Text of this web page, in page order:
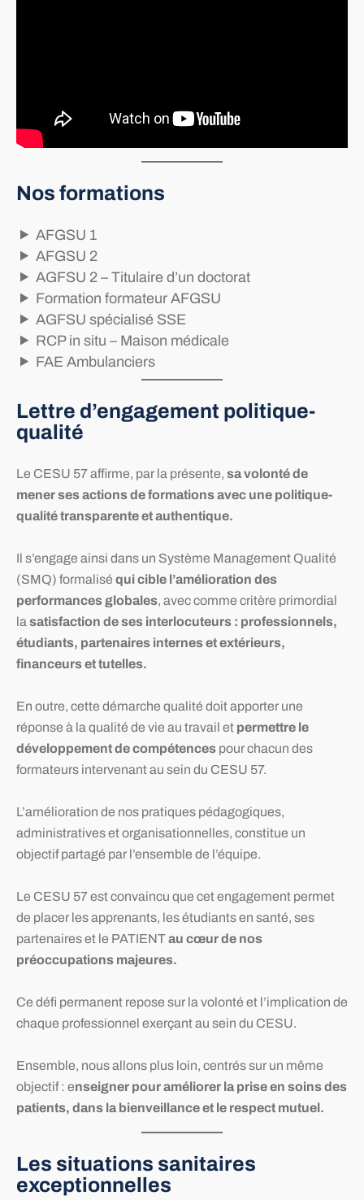
Nos formations
AFGSU 1
AFGSU 2
AGFSU 2 – Titulaire d’un doctorat
Formation formateur AFGSU
AGFSU spécialisé SSE
RCP in situ – Maison médicale
FAE Ambulanciers
Lettre d’engagement politique-
qualité
Le CESU 57 affirme, par la présente, sa volonté de
mener ses actions de formations avec une politique-
qualité transparente et authentique.
Il s’engage ainsi dans un Système Management Qualité
(SMQ) formalisé qui cible l’amélioration des
performances globales, avec comme critère primordial
la satisfaction de ses interlocuteurs : professionnels,
étudiants, partenaires internes et extérieurs,
financeurs et tutelles.
En outre, cette démarche qualité doit apporter une
réponse à la qualité de vie au travail et permettre le
développement de compétences pour chacun des
formateurs intervenant au sein du CESU 57.
L’amélioration de nos pratiques pédagogiques,
administratives et organisationnelles, constitue un
objectif partagé par l’ensemble de l’équipe.
Le CESU 57 est convaincu que cet engagement permet
de placer les apprenants, les étudiants en santé, ses
partenaires et le PATIENTau cœur de nos
préoccupations majeures.
Ce défi permanent repose sur la volonté et l’implication de
chaque professionnel exerçant au sein du CESU.
Ensemble, nous allons plus loin, centrés sur un même
objectif : enseigner pour améliorer la prise en soins des
patients, dans la bienveillance et le respect mutuel.
Les situations sanitaires
exceptionnelles